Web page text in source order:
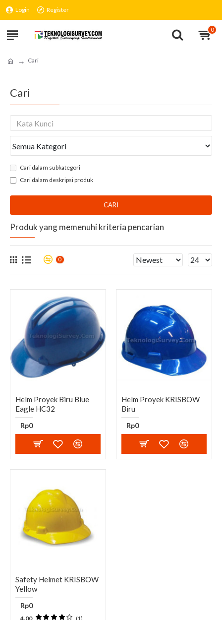
Login Register
0
Cari
Cari
Cari dalam subkategori
Cari dalam deskripsi produk
CARI
Produk yang memenuhi kriteria pencarian
0
Helm Proyek Biru Blue
Eagle HC32
Rp0
Helm Proyek KRISBOW
Biru
Rp0
Safety Helmet KRISBOW
Yellow
Rp0
4.00 (1)